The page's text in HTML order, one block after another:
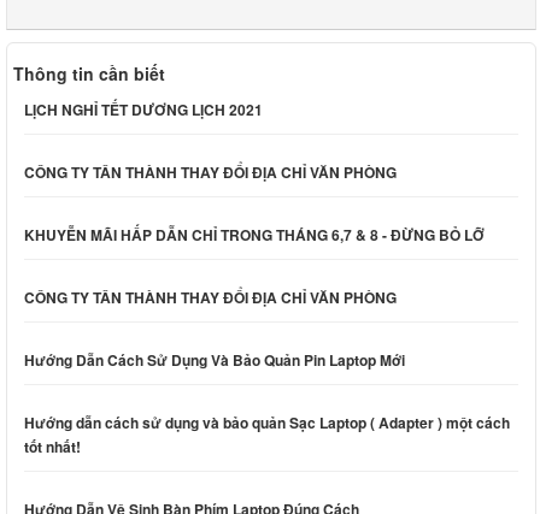
Thông tin cần biết
LỊCH NGHỈ TẾT DƯƠNG LỊCH 2021
CÔNG TY TÂN THÀNH THAY ĐỔI ĐỊA CHỈ VĂN PHÒNG
KHUYỄN MÃI HẤP DẪN CHỈ TRONG THÁNG 6,7 & 8 - ĐỪNG BỎ LỠ
CÔNG TY TÂN THÀNH THAY ĐỔI ĐỊA CHỈ VĂN PHÒNG
Hướng Dẫn Cách Sử Dụng Và Bảo Quản Pin Laptop Mới
Hướng dẫn cách sử dụng và bảo quản Sạc Laptop ( Adapter ) một cách
tốt nhất!
Hướng Dẫn Vệ Sinh Bàn Phím Laptop Đúng Cách